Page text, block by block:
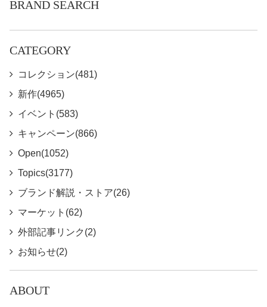
BRAND SEARCH
CATEGORY
コレクション(481)
新作(4965)
イベント(583)
キャンペーン(866)
Open(1052)
Topics(3177)
ブランド解説・ストア(26)
マーケット(62)
外部記事リンク(2)
お知らせ(2)
ABOUT